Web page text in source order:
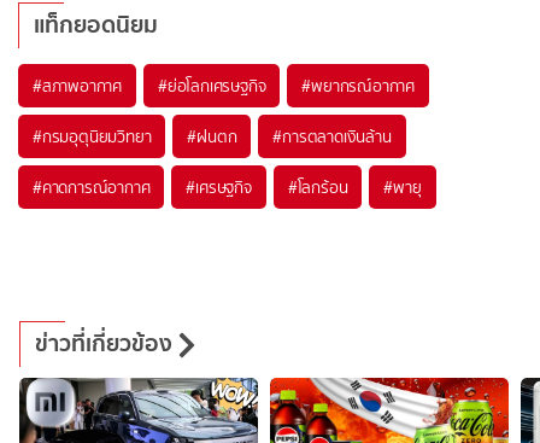
แท็กยอดนิยม
#สภาพอากาศ #ย่อโลกเศรษฐกิจ #พยากรณ์อากาศ
#กรมอุตุนิยมวิทยา #ฝนตก #การตลาดเงินล้าน
#คาดการณ์อากาศ #เศรษฐกิจ #โลกร้อน #พายุ
ข่าวที่เกี่ยวข้อง